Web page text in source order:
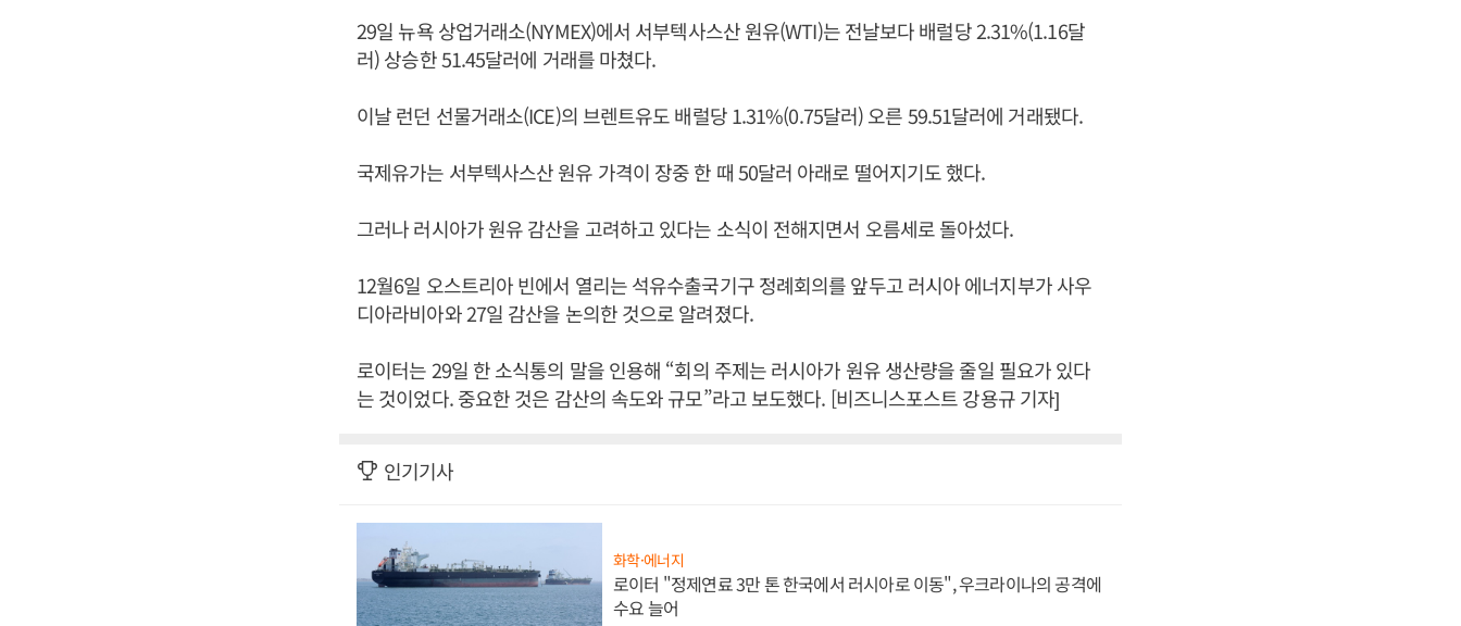
29일 뉴욕 상업거래소(NYMEX)에서 서부텍사스산 원유(WTI)는 전날보다 배럴당 2.31%(1.16달
러) 상승한 51.45달러에 거래를 마쳤다.
이날 런던 선물거래소(ICE)의 브렌트유도 배럴당 1.31%(0.75달러) 오른 59.51달러에 거래됐다.
국제유가는 서부텍사스산 원유 가격이 장중 한 때 50달러 아래로 떨어지기도 했다.
그러나 러시아가 원유 감산을 고려하고 있다는 소식이 전해지면서 오름세로 돌아섰다.
12월6일 오스트리아 빈에서 열리는 석유수출국기구 정례회의를 앞두고 러시아 에너지부가 사우
디아라비아와 27일 감산을 논의한 것으로 알려졌다.
로이터는 29일 한 소식통의 말을 인용해 “회의 주제는 러시아가 원유 생산량을 줄일 필요가 있다
는 것이었다. 중요한 것은 감산의 속도와 규모”라고 보도했다. [비즈니스포스트 강용규 기자]
인기기사
화학·에너지
로이터 "정제연료 3만 톤 한국에서 러시아로 이동", 우크라이나의 공격에
수요 늘어